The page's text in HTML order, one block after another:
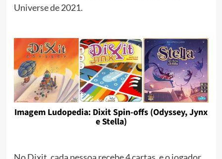
Universe de 2021.
Imagem Ludopedia: Dixit Spin-offs (Odyssey, Jynx
e Stella)